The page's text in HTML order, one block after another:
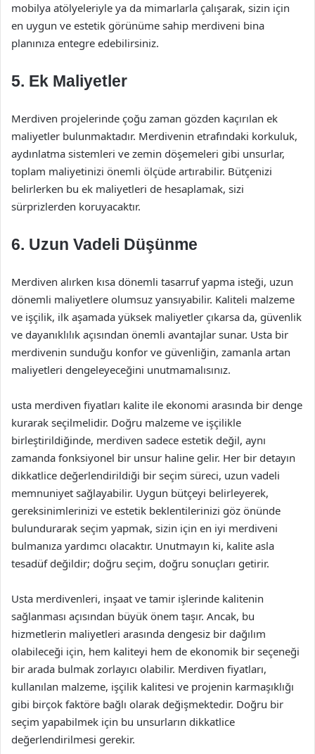
mobilya atölyeleriyle ya da mimarlarla çalışarak, sizin için
en uygun ve estetik görünüme sahip merdiveni bina
planınıza entegre edebilirsiniz.
5. Ek Maliyetler
Merdiven projelerinde çoğu zaman gözden kaçırılan ek
maliyetler bulunmaktadır. Merdivenin etrafındaki korkuluk,
aydınlatma sistemleri ve zemin döşemeleri gibi unsurlar,
toplam maliyetinizi önemli ölçüde artırabilir. Bütçenizi
belirlerken bu ek maliyetleri de hesaplamak, sizi
sürprizlerden koruyacaktır.
6. Uzun Vadeli Düşünme
Merdiven alırken kısa dönemli tasarruf yapma isteği, uzun
dönemli maliyetlere olumsuz yansıyabilir. Kaliteli malzeme
ve işçilik, ilk aşamada yüksek maliyetler çıkarsa da, güvenlik
ve dayanıklılık açısından önemli avantajlar sunar. Usta bir
merdivenin sunduğu konfor ve güvenliğin, zamanla artan
maliyetleri dengeleyeceğini unutmamalısınız.
usta merdiven fiyatları kalite ile ekonomi arasında bir denge
kurarak seçilmelidir. Doğru malzeme ve işçilikle
birleştirildiğinde, merdiven sadece estetik değil, aynı
zamanda fonksiyonel bir unsur haline gelir. Her bir detayın
dikkatlice değerlendirildiği bir seçim süreci, uzun vadeli
memnuniyet sağlayabilir. Uygun bütçeyi belirleyerek,
gereksinimlerinizi ve estetik beklentilerinizi göz önünde
bulundurarak seçim yapmak, sizin için en iyi merdiveni
bulmanıza yardımcı olacaktır. Unutmayın ki, kalite asla
tesadüf değildir; doğru seçim, doğru sonuçları getirir.
Usta merdivenleri, inşaat ve tamir işlerinde kalitenin
sağlanması açısından büyük önem taşır. Ancak, bu
hizmetlerin maliyetleri arasında dengesiz bir dağılım
olabileceği için, hem kaliteyi hem de ekonomik bir seçeneği
bir arada bulmak zorlayıcı olabilir. Merdiven fiyatları,
kullanılan malzeme, işçilik kalitesi ve projenin karmaşıklığı
gibi birçok faktöre bağlı olarak değişmektedir. Doğru bir
seçim yapabilmek için bu unsurların dikkatlice
değerlendirilmesi gerekir.